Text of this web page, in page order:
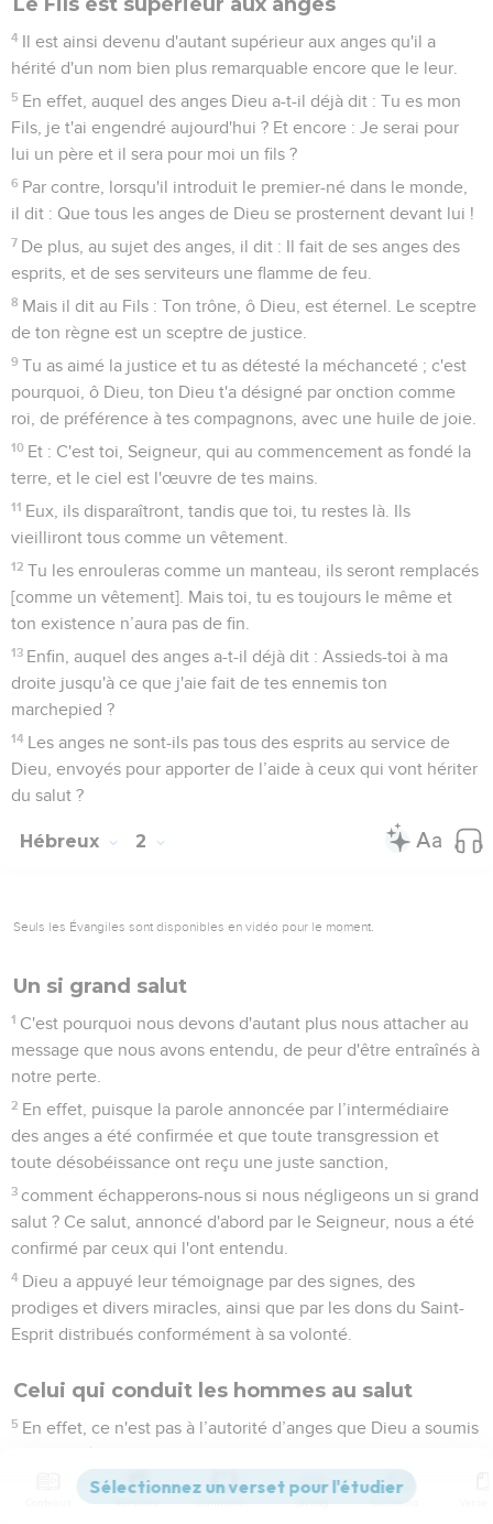
4 Il est ainsi devenu d'autant supérieur aux anges qu'il a
hérité d'un nom bien plus remarquable encore que le leur.
5 En effet, auquel des anges Dieu a-t-il déjà dit : Tu es mon
Fils, je t'ai engendré aujourd'hui ? Et encore : Je serai pour
lui un père et il sera pour moi un fils ?
6 Par contre, lorsqu'il introduit le premier-né dans le monde,
il dit : Que tous les anges de Dieu se prosternent devant lui !
7 De plus, au sujet des anges, il dit : Il fait de ses anges des
esprits, et de ses serviteurs une flamme de feu.
8 Mais il dit au Fils : Ton trône, ô Dieu, est éternel. Le sceptre
de ton règne est un sceptre de justice.
9 Tu as aimé la justice et tu as détesté la méchanceté ; c'est
pourquoi, ô Dieu, ton Dieu t'a désigné par onction comme
roi, de préférence à tes compagnons, avec une huile de joie.
10 Et : C'est toi, Seigneur, qui au commencement as fondé la
terre, et le ciel est l'œuvre de tes mains.
11 Eux, ils disparaîtront, tandis que toi, tu restes là. Ils
vieilliront tous comme un vêtement.
12 Tu les enrouleras comme un manteau, ils seront remplacés
[comme un vêtement]. Mais toi, tu es toujours le même et
ton existence n’aura pas de fin.
13 Enfin, auquel des anges a-t-il déjà dit : Assieds-toi à ma
droite jusqu'à ce que j'aie fait de tes ennemis ton
marchepied ?
14 Les anges ne sont-ils pas tous des esprits au service de
Dieu, envoyés pour apporter de l’aide à ceux qui vont hériter
du salut ?
Hébreux 2
Seuls les Évangiles sont disponibles en vidéo pour le moment.
Un si grand salut
1 C'est pourquoi nous devons d'autant plus nous attacher au
message que nous avons entendu, de peur d'être entraînés à
notre perte.
2 En effet, puisque la parole annoncée par l’intermédiaire
des anges a été confirmée et que toute transgression et
toute désobéissance ont reçu une juste sanction,
3 comment échapperons-nous si nous négligeons un si grand
salut ? Ce salut, annoncé d'abord par le Seigneur, nous a été
confirmé par ceux qui l'ont entendu.
4 Dieu a appuyé leur témoignage par des signes, des
prodiges et divers miracles, ainsi que par les dons du Saint-
Esprit distribués conformément à sa volonté.
Celui qui conduit les hommes au salut
5 En effet, ce n'est pas à l’autorité d’anges que Dieu a soumis
Quelqu'un a d’ailleurs rendu quelque part ce témoignage :
Versions Commentaires Strong